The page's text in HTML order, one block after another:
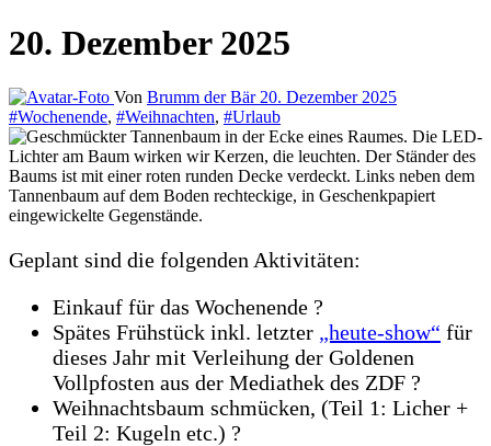
20. Dezember 2025
Von Brumm der Bär 20. Dezember 2025
#Wochenende, #Weihnachten, #Urlaub
Geplant sind die folgenden Aktivitäten:
Einkauf für das Wochenende ?
Spätes Frühstück inkl. letzter „heute-show“ für
dieses Jahr mit Verleihung der Goldenen
Vollpfosten aus der Mediathek des ZDF ?
Weihnachtsbaum schmücken, (Teil 1: Licher +
Teil 2: Kugeln etc.) ?